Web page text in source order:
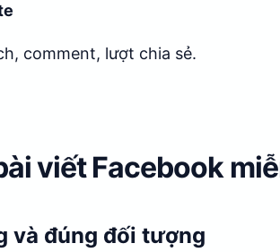
comment, lượt chia sẻ.
viết Facebook
và đúng đối tượng